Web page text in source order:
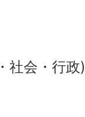
社会・行政)